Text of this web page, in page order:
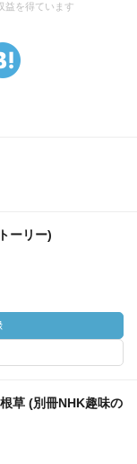
益を得ています
ーリー)
草 (別冊NHK趣味の